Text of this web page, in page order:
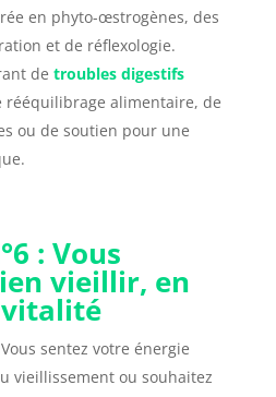
en phyto-œstrogènes, des
et de réflexologie.
de troubles digestifs
rééquilibrage alimentaire, de
ou de soutien pour une
: Vous
vieillir, en
sentez votre énergie
vieillissement ou souhaitez